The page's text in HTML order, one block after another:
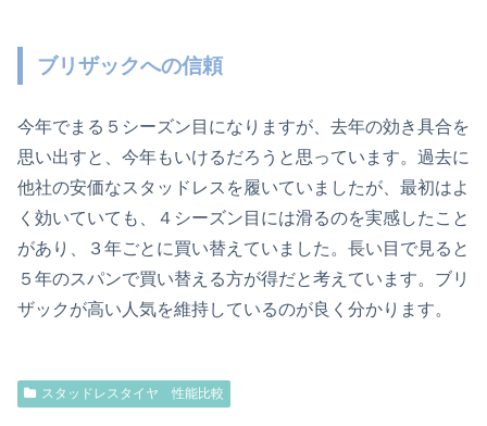
ブリザックへの信頼
今年でまる５シーズン目になりますが、去年の効き具合を
思い出すと、今年もいけるだろうと思っています。過去に
他社の安価なスタッドレスを履いていましたが、最初はよ
く効いていても、４シーズン目には滑るのを実感したこと
があり、３年ごとに買い替えていました。長い目で見ると
５年のスパンで買い替える方が得だと考えています。ブリ
ザックが高い人気を維持しているのが良く分かります。
スタッドレスタイヤ 性能比較